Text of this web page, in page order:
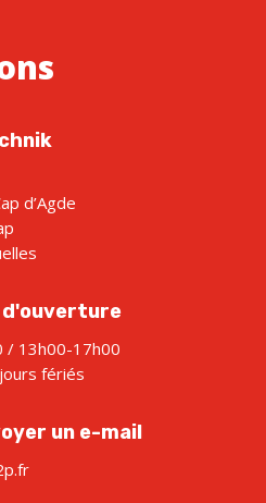
d’Agde
d'ouverture
/ 13h00-17h00
fériés
un e-mail